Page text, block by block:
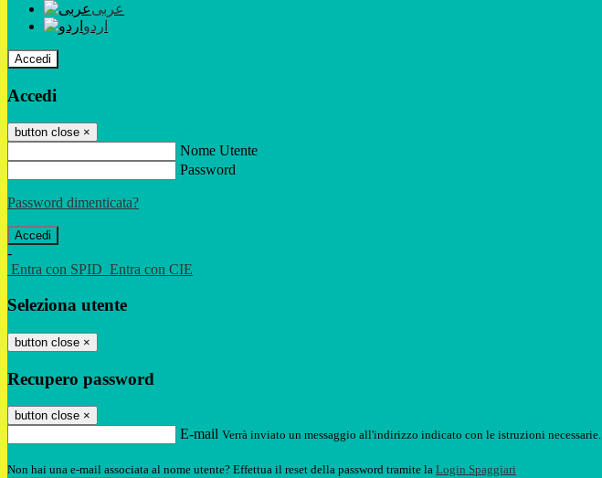
عربى
اردو
Accedi
Accedi
button close ×
Nome Utente
Password
Password dimenticata?
-
Entra con SPID Entra con CIE
Seleziona utente
button close ×
Recupero password
button close ×
E-mail Verrà inviato un messaggio all'indirizzo indicato con le istruzioni necessarie.
Non hai una e-mail associata al nome utente? Effettua il reset della password tramite la Login Spaggiari